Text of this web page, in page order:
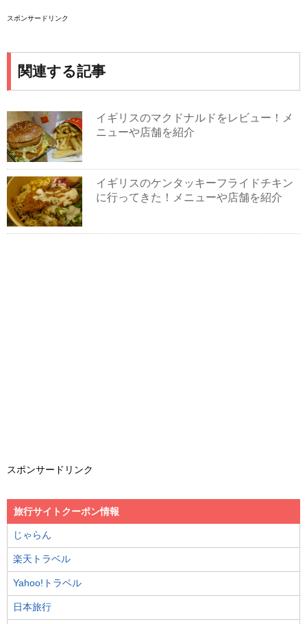
スポンサードリンク
関連する記事
イギリスのマクドナルドをレビュー！メ
ニューや店舗を紹介
イギリスのケンタッキーフライドチキン
に行ってきた！メニューや店舗を紹介
スポンサードリンク
旅行サイトクーポン情報
じゃらん
楽天トラベル
Yahoo!トラベル
日本旅行